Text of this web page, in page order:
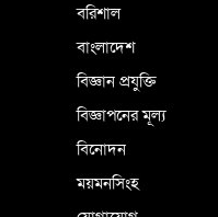
বরিশাল
বাংলাদেশ
বিজ্ঞান প্রযুক্তি
বিজ্ঞাপনের মূল্য
বিনোদন
ময়মনসিংহ